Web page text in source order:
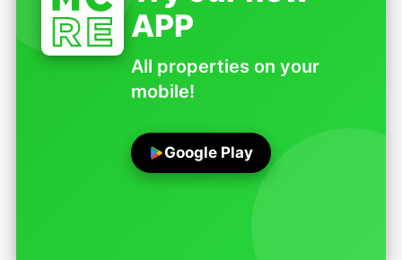
APP
All properties on your
mobile!
Google Play